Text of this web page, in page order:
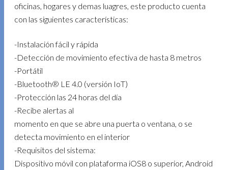
oficinas, hogares y demas luagres, este producto cuenta
con las siguientes características:
-Instalación fácil y rápida
-Detección de movimiento efectiva de hasta 8 metros
-Portátil
-Bluetooth® LE 4.0 (versión IoT)
-Protección las 24 horas del día
-Recibe alertas al
momento en que se abre una puerta o ventana, o se
detecta movimiento en el interior
-Requisitos del sistema:
Dispositivo móvil con plataforma iOS8 o superior, Android